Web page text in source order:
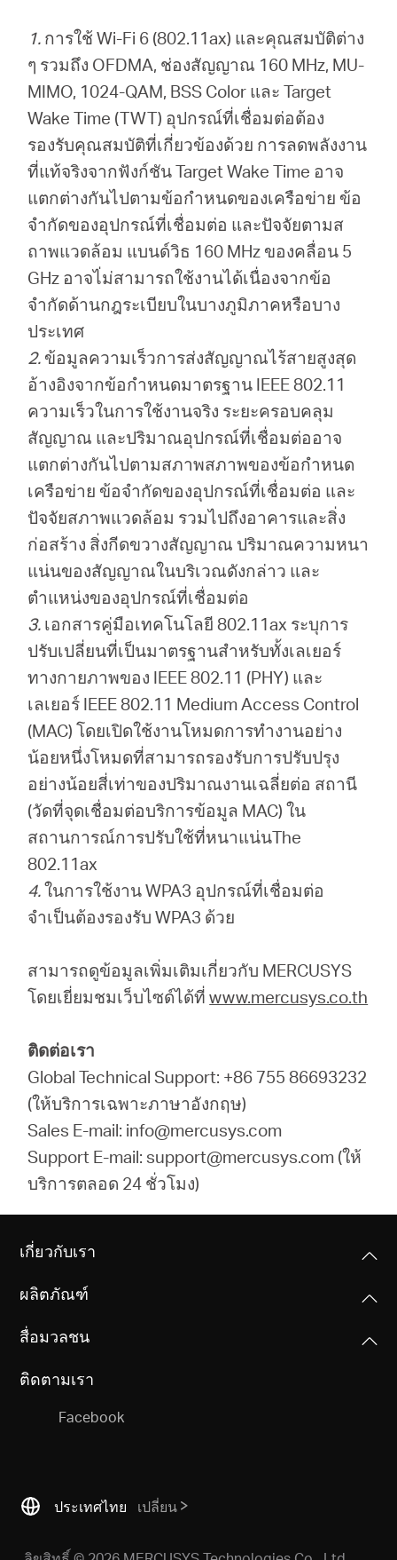
1. การใช้ Wi-Fi 6 (802.11ax) และคุณสมบัติต่าง
ๆ รวมถึง OFDMA, ช่องสัญญาณ 160 MHz, MU-
MIMO, 1024-QAM, BSS Color และ Target
Wake Time (TWT) อุปกรณ์ที่เชื่อมต่อต้อง
รองรับคุณสมบัติที่เกี่ยวข้องด้วย การลดพลังงาน
ที่แท้จริงจากฟังก์ชัน Target Wake Time อาจ
แตกต่างกันไปตามข้อกำหนดของเครือข่าย ข้อ
จำกัดของอุปกรณ์ที่เชื่อมต่อ และปัจจัยตามส
ถาพแวดล้อม แบนด์วิธ 160 MHz ของคลื่อน 5
GHz อาจไ่ม่สามารถใช้งานได้เนื่องจากข้อ
จำกัดด้านกฎระเบียบในบางภูมิภาคหรือบาง
ประเทศ
2. ข้อมูลความเร็วการส่งสัญญาณไร้สายสูงสุด
อ้างอิงจากข้อกำหนดมาตรฐาน IEEE 802.11
ความเร็วในการใช้งานจริง ระยะครอบคลุม
สัญญาณ และปริมาณอุปกรณ์ที่เชื่อมต่ออาจ
แตกต่างกันไปตามสภาพสภาพของข้อกำหนด
เครือข่าย ข้อจำกัดของอุปกรณ์ที่เชื่อมต่อ และ
ปัจจัยสภาพแวดล้อม รวมไปถึงอาคารและสิ่ง
ก่อสร้าง สิ่งกีดขวางสัญญาณ ปริมาณความหนา
แน่นของสัญญาณในบริเวณดังกล่าว และ
ตำแหน่งของอุปกรณ์ที่เชื่อมต่อ
3. เอกสารคู่มือเทคโนโลยี 802.11ax ระบุการ
ปรับเปลี่ยนที่เป็นมาตรฐานสำหรับทั้งเลเยอร์
ทางกายภาพของ IEEE 802.11 (PHY) และ
เลเยอร์ IEEE 802.11 Medium Access Control
(MAC) โดยเปิดใช้งานโหมดการทำงานอย่าง
น้อยหนึ่งโหมดที่สามารถรองรับการปรับปรุง
อย่างน้อยสี่เท่าของปริมาณงานเฉลี่ยต่อ สถานี
(วัดที่จุดเชื่อมต่อบริการข้อมูล MAC) ใน
สถานการณ์การปรับใช้ที่หนาแน่นThe
802.11ax
4.ในการใช้งาน WPA3 อุปกรณ์ที่เชื่อมต่อ
จำเป็นต้องรองรับ WPA3 ด้วย
สามารถดูข้อมูลเพิ่มเติมเกี่ยวกับ MERCUSYS
โดยเยี่ยมชมเว็บไซด์ได้ที่www.mercusys.co.th
ติดต่อเรา
Global Technical Support: +86 755 86693232
(ให้บริการเฉพาะภาษาอังกฤษ)
Sales E-mail: info@mercusys.com
Support E-mail: support@mercusys.com (ให้
บริการตลอด 24 ชั่วโมง)
เกี่ยวกับเรา
ผลิตภัณฑ์
สื่อมวลชน
ติดตามเรา
Facebook
ประเทศไทย เปลี่ยน